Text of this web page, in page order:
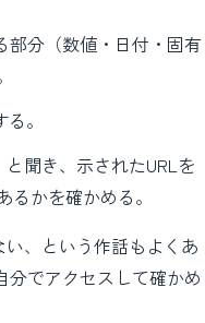
部分（数値・日付・固有
。
聞き、示されたURLを
かを確かめる。
、という作話もよくあ
分でアクセスして確かめ